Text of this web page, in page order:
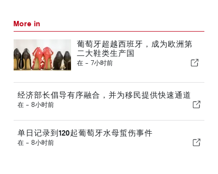
More in
葡萄牙超越西班牙，成为欧洲第
二大鞋类生产国
在 - 7小时前
经济部长倡导有序融合，并为移民提供快速通道
在 - 8小时前
单日记录到120起葡萄牙水母蜇伤事件
在 - 8小时前